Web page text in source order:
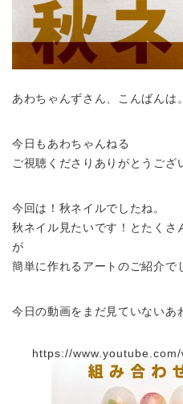
あわちゃんずさん、こんばんは。
今日もあわちゃんねる
ご視聴くださりありがとうござ
今回は！秋ネイルでしたね。
秋ネイル見たいです！とたくさ
が
簡単に作れるアートのご紹介で
今日の動画をまだ見ていないあ
https://